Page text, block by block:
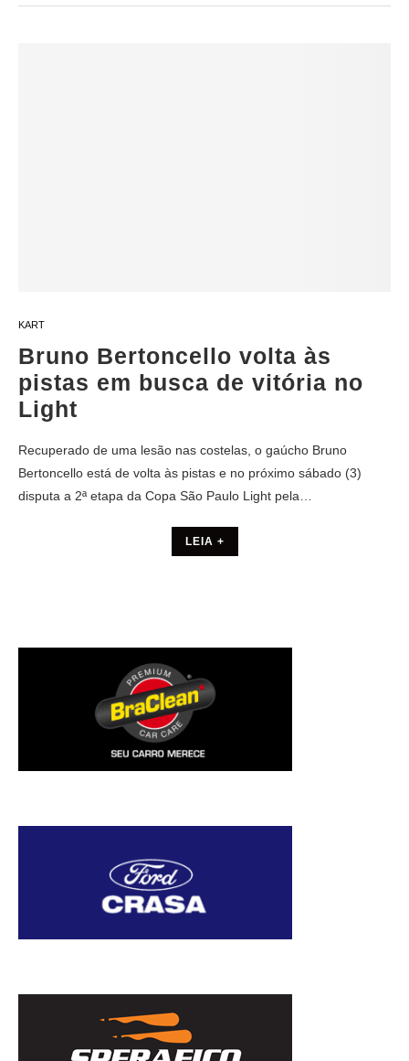
KART
Bruno Bertoncello volta às
pistas em busca de vitória no
Light
Recuperado de uma lesão nas costelas, o gaúcho Bruno
Bertoncello está de volta às pistas e no próximo sábado (3)
disputa a 2ª etapa da Copa São Paulo Light pela…
LEIA +